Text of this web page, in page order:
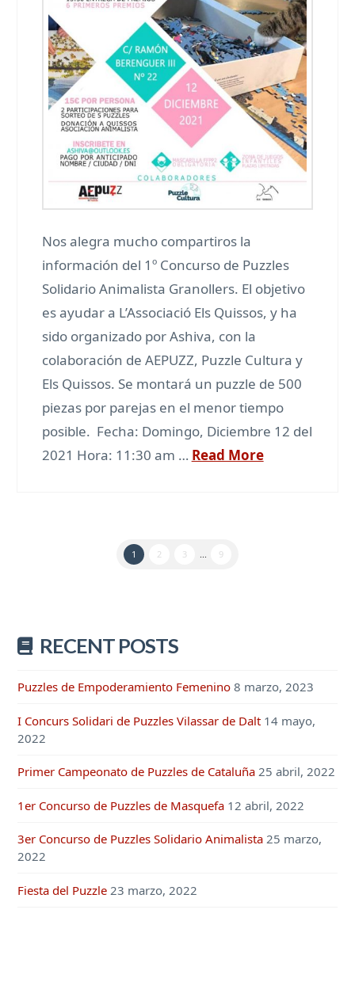
Nos alegra mucho compartiros la
información del 1º Concurso de Puzzles
Solidario Animalista Granollers. El objetivo
es ayudar a L’Associació Els Quissos, y ha
sido organizado por Ashiva, con la
colaboración de AEPUZZ, Puzzle Cultura y
Els Quissos. Se montará un puzzle de 500
piezas por parejas en el menor tiempo
posible. Fecha: Domingo, Diciembre 12 del
2021 Hora: 11:30 am … Read More
1 2 3 9
RECENT POSTS
Puzzles de Empoderamiento Femenino 8 marzo, 2023
I Concurs Solidari de Puzzles Vilassar de Dalt 14 mayo,
2022
Primer Campeonato de Puzzles de Cataluña 25 abril, 2022
1er Concurso de Puzzles de Masquefa 12 abril, 2022
3er Concurso de Puzzles Solidario Animalista 25 marzo,
2022
Fiesta del Puzzle 23 marzo, 2022